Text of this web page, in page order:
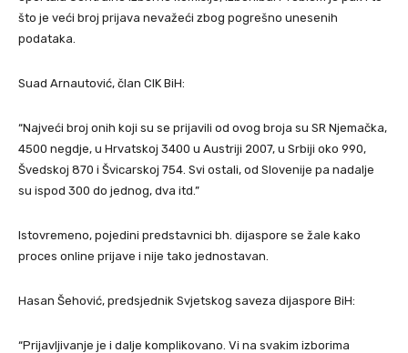
što je veći broj prijava nevažeći zbog pogrešno unesenih
podataka.
Suad Arnautović, član CIK BiH:
“Najveći broj onih koji su se prijavili od ovog broja su SR Njemačka,
4500 negdje, u Hrvatskoj 3400 u Austriji 2007, u Srbiji oko 990,
Švedskoj 870 i Švicarskoj 754. Svi ostali, od Slovenije pa nadalje
su ispod 300 do jednog, dva itd.”
Istovremeno, pojedini predstavnici bh. dijaspore se žale kako
proces online prijave i nije tako jednostavan.
Hasan Šehović, predsjednik Svjetskog saveza dijaspore BiH:
“Prijavljivanje je i dalje komplikovano. Vi na svakim izborima